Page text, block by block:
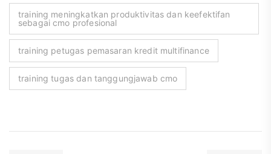
training meningkatkan produktivitas dan keefektifan
sebagai cmo profesional
training petugas pemasaran kredit multifinance
training tugas dan tanggungjawab cmo